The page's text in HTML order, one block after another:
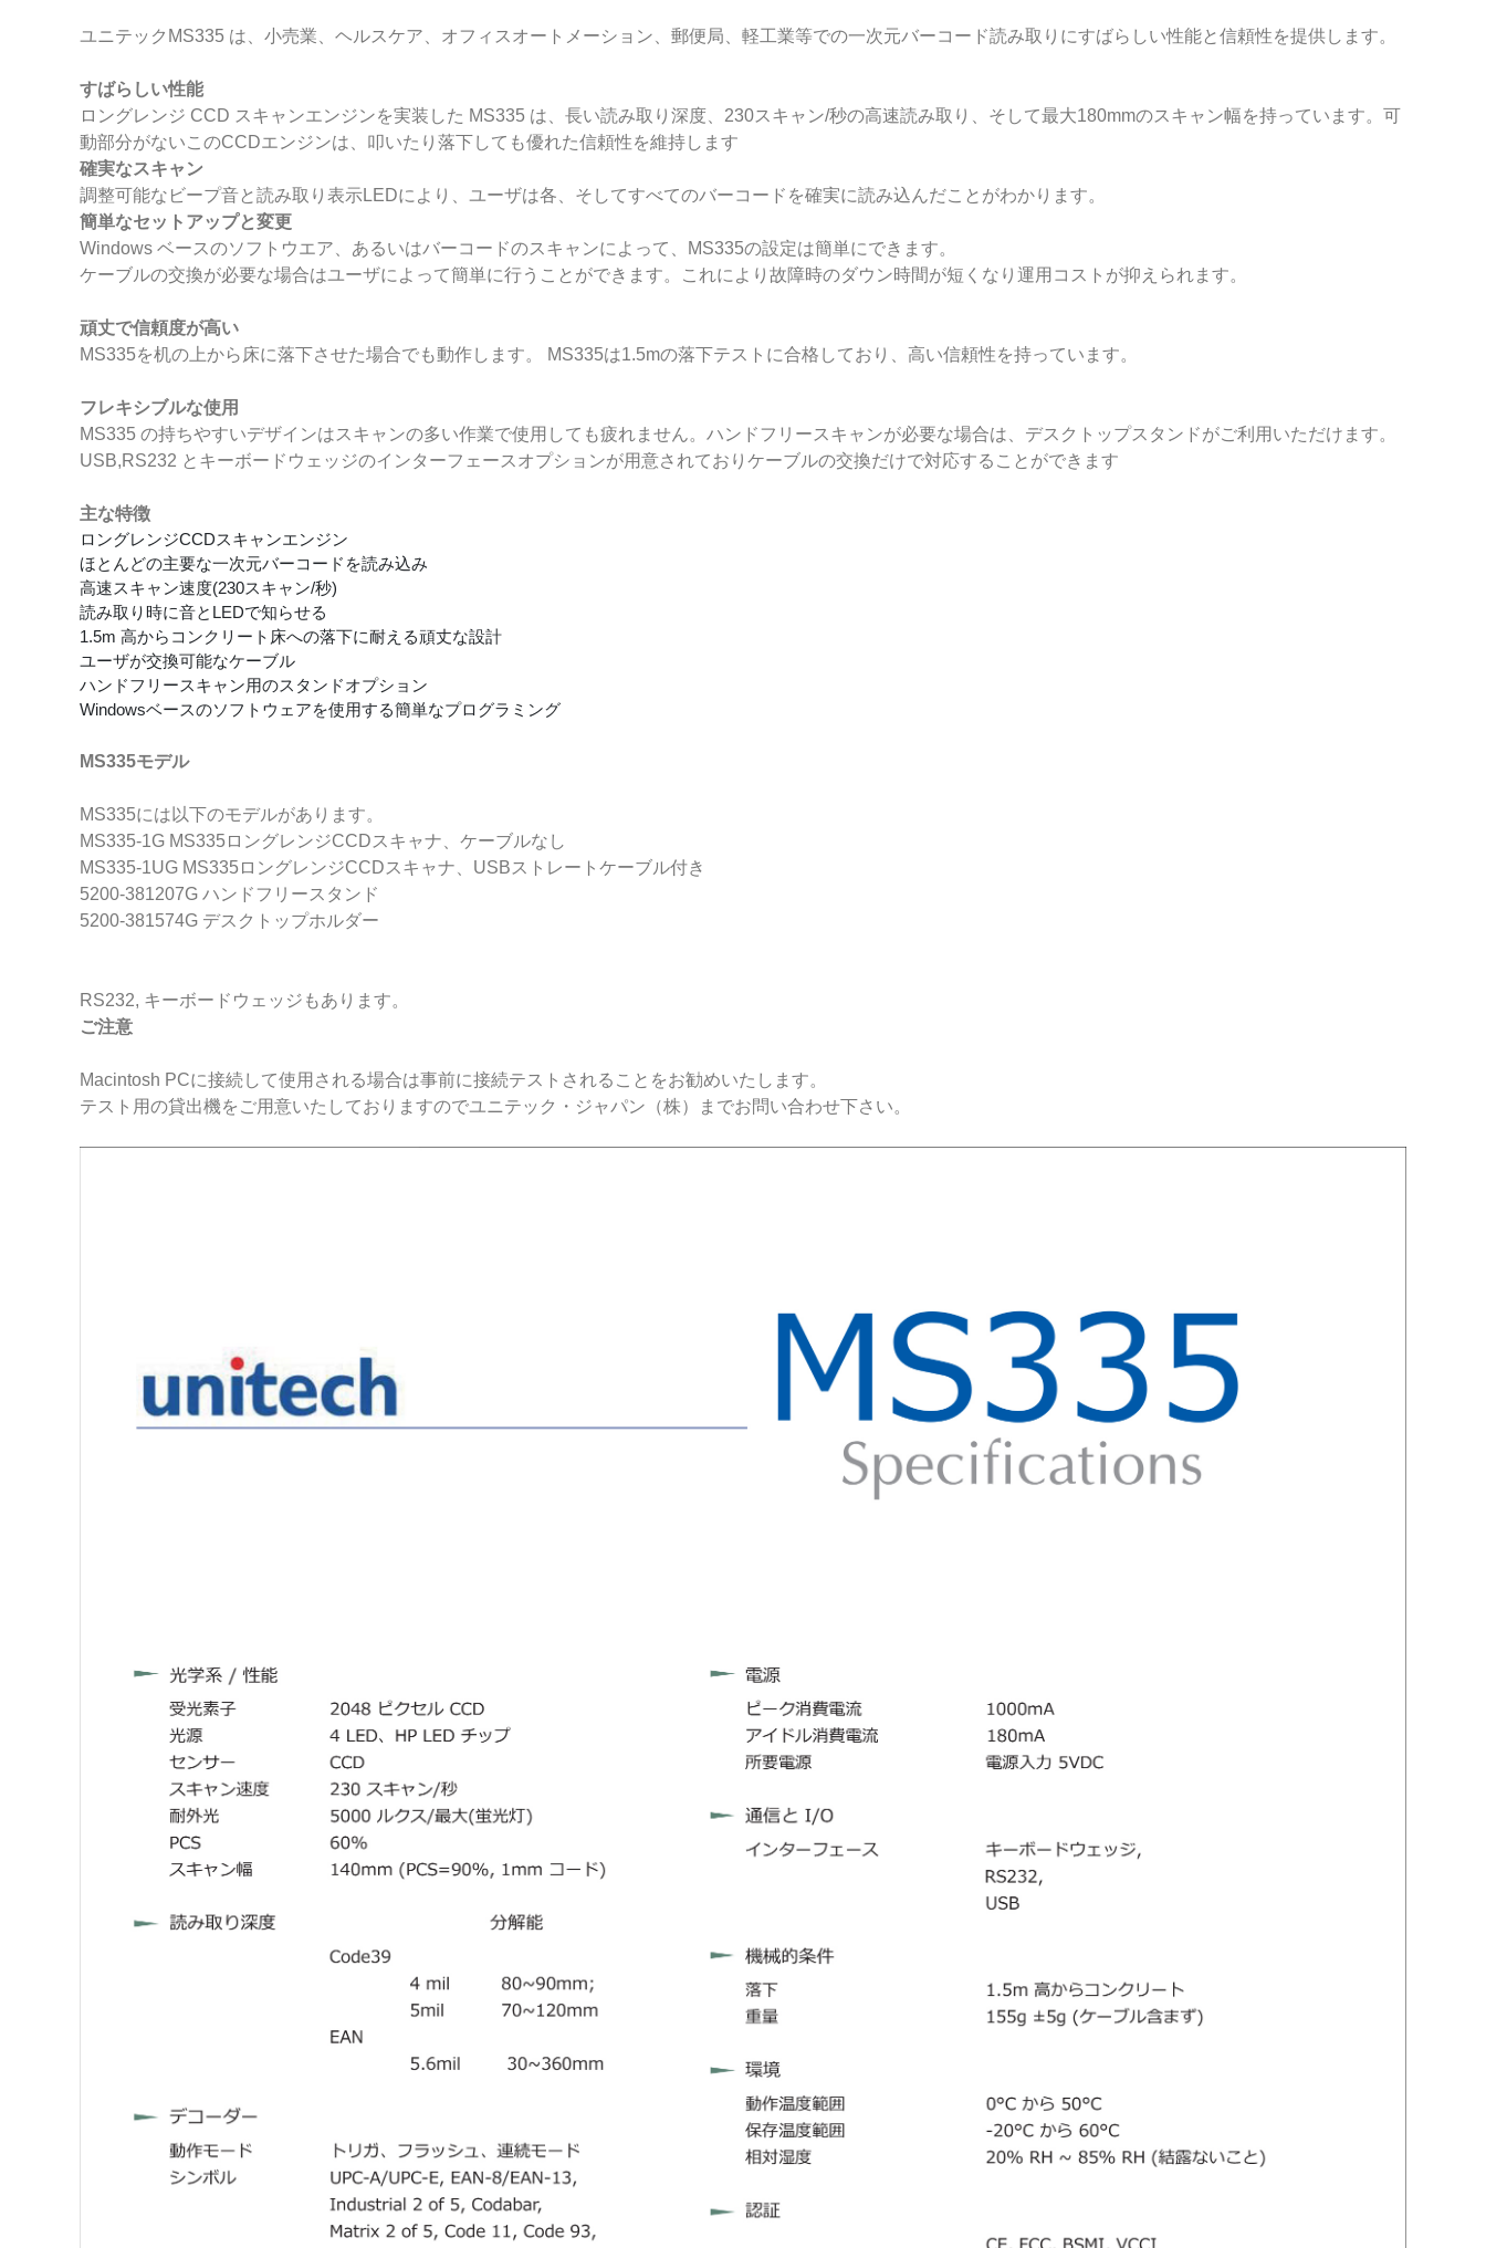
ユニテックMS335 は、小売業、ヘルスケア、オフィスオートメーション、郵便局、軽工業等での一次元バーコード読み取りにすばらしい性能と信頼性を提供します。
すばらしい性能
ロングレンジ CCD スキャンエンジンを実装した MS335 は、長い読み取り深度、230スキャン/秒の高速読み取り、そして最大180mmのスキャン幅を持っています。可
動部分がないこのCCDエンジンは、叩いたり落下しても優れた信頼性を維持します
確実なスキャン
調整可能なビープ音と読み取り表示LEDにより、ユーザは各、そしてすべてのバーコードを確実に読み込んだことがわかります。
簡単なセットアップと変更
Windows ベースのソフトウエア、あるいはバーコードのスキャンによって、MS335の設定は簡単にできます。
ケーブルの交換が必要な場合はユーザによって簡単に行うことができます。これにより故障時のダウン時間が短くなり運用コストが抑えられます。
頑丈で信頼度が高い
MS335を机の上から床に落下させた場合でも動作します。 MS335は1.5mの落下テストに合格しており、高い信頼性を持っています。
フレキシブルな使用
MS335 の持ちやすいデザインはスキャンの多い作業で使用しても疲れません。ハンドフリースキャンが必要な場合は、デスクトップスタンドがご利用いただけます。
USB,RS232 とキーボードウェッジのインターフェースオプションが用意されておりケーブルの交換だけで対応することができます
主な特徴
ロングレンジCCDスキャンエンジン
ほとんどの主要な一次元バーコードを読み込み
高速スキャン速度(230スキャン/秒)
読み取り時に音とLEDで知らせる
1.5m 高からコンクリート床への落下に耐える頑丈な設計
ユーザが交換可能なケーブル
ハンドフリースキャン用のスタンドオプション
Windowsベースのソフトウェアを使用する簡単なプログラミング
MS335モデル
MS335には以下のモデルがあります。
MS335-1G MS335ロングレンジCCDスキャナ、ケーブルなし
MS335-1UG MS335ロングレンジCCDスキャナ、USBストレートケーブル付き
5200-381207G ハンドフリースタンド
5200-381574G デスクトップホルダー
RS232, キーボードウェッジもあります。
ご注意
Macintosh PCに接続して使用される場合は事前に接続テストされることをお勧めいたします。
テスト用の貸出機をご用意いたしておりますのでユニテック・ジャパン（株）までお問い合わせ下さい。